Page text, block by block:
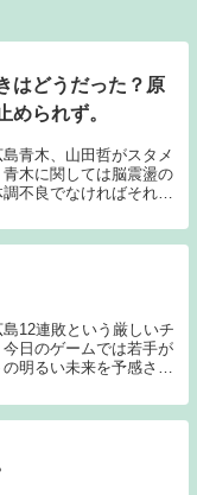
はどうだった？原
められず。
青木、山田哲がスタメ
木に関しては脳震盪の
不良でなければそれほ
もまだ心配である。週
していたこともあり、
12連敗という厳しいチ
日のゲームでは若手が
明るい未来を予感させ
に広島がヤクルトを上
だろう。ここまで連敗